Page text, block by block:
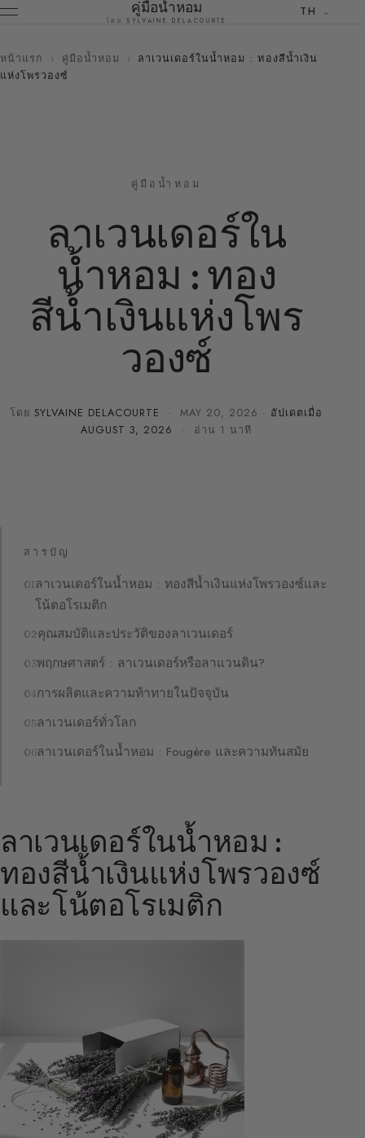
คู่มือน้ำหอม
โดย SYLVAINE DELACOURTE
TH
หน้าแรก › คู่มือน้ำหอม › ลาเวนเดอร์ในน้ำหอม : ทองสีน้ำเงิน
แห่งโพรวองซ์
คู่มือน้ำหอม
ลาเวนเดอร์ใน
น้ำหอม : ทอง
สีน้ำเงินแห่งโพร
วองซ์
โดย SYLVAINE DELACOURTE ·MAY 20, 2026 · อัปเดตเมื่อ
AUGUST 3, 2026
· อ่าน 1 นาที
สารบัญ
ลาเวนเดอร์ในน้ำหอม : ทองสีน้ำเงินแห่งโพรวองซ์และ
โน้ตอโรเมติก
คุณสมบัติและประวัติของลาเวนเดอร์
พฤกษศาสตร์ : ลาเวนเดอร์หรือลาแวนดิน?
การผลิตและความท้าทายในปัจจุบัน
ลาเวนเดอร์ทั่วโลก
ลาเวนเดอร์ในน้ำหอม : Fougère และความทันสมัย
ลาเวนเดอร์ในน้ำหอม :
ทองสีน้ำเงินแห่งโพรวองซ์
และโน้ตอโรเมติก